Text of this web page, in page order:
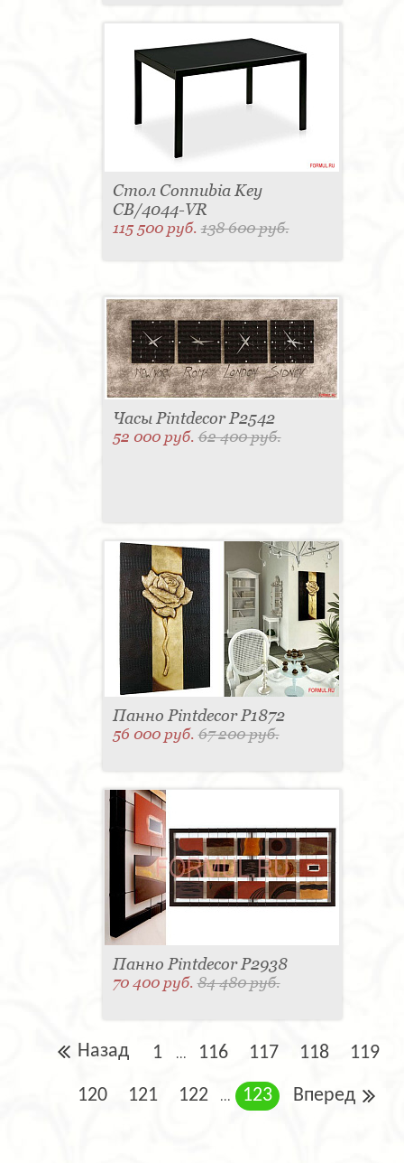
Стол Connubia Key
CB/4044-VR
115 500 руб.138 600 руб.
Часы Pintdecor P2542
52 000 руб.62 400 руб.
Панно Pintdecor P1872
56 000 руб.67 200 руб.
Панно Pintdecor P2938
70 400 руб.84 480 руб.
Назад 1 ... 116 117 118 119
120 121 122 ... 123 Вперед